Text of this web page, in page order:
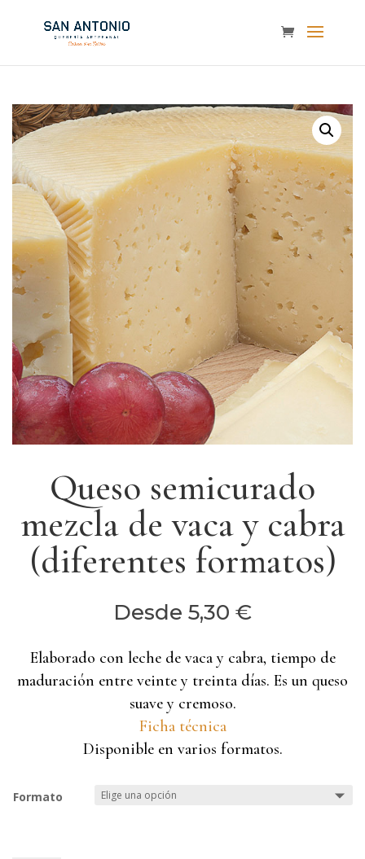
Queso semicurado
mezcla de vaca y cabra
(diferentes formatos)
Desde 5,30 €
Elaborado con leche de vaca y cabra, tiempo de
maduración entre veinte y treinta días. Es un queso
suave y cremoso.
Ficha técnica
Disponible en varios formatos.
Formato